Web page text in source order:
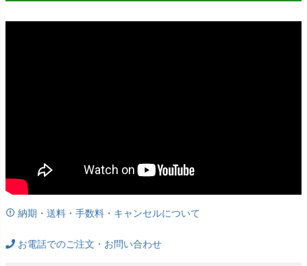
納期・送料・手数料・キャンセルについて
お電話でのご注文・お問い合わせ